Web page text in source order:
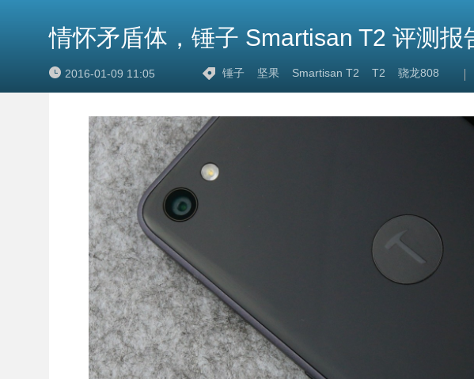
情怀矛盾体，锤子 Smartisan T2 评测报
2016-01-09 11:05 锤子 坚果 Smartisan T2 T2 骁龙808